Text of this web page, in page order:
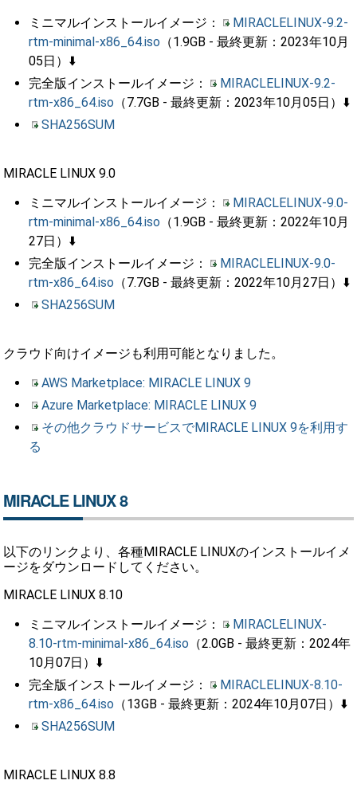
ミニマルインストールイメージ：
MIRACLELINUX-9.2-
rtm-minimal-x86_64.iso （1.9GB - 最終更新：2023年10月
05日）⬇️
完全版インストールイメージ：
MIRACLELINUX-9.2-
rtm-x86_64.iso （7.7GB - 最終更新：2023年10月05日）⬇️
SHA256SUM
MIRACLE LINUX 9.0
ミニマルインストールイメージ：
MIRACLELINUX-9.0-
rtm-minimal-x86_64.iso （1.9GB - 最終更新：2022年10月
27日）⬇️
完全版インストールイメージ：
MIRACLELINUX-9.0-
rtm-x86_64.iso （7.7GB - 最終更新：2022年10月27日）⬇️
SHA256SUM
クラウド向けイメージも利用可能となりました。
AWS Marketplace: MIRACLE LINUX 9
Azure Marketplace: MIRACLE LINUX 9
その他クラウドサービスでMIRACLE LINUX 9を利用す
る
MIRACLE LINUX 8
以下のリンクより、各種MIRACLE LINUXのインストールイメ
ージをダウンロードしてください。
MIRACLE LINUX 8.10
ミニマルインストールイメージ：
MIRACLELINUX-
8.10-rtm-minimal-x86_64.iso （2.0GB - 最終更新：2024年
10月07日）⬇️
完全版インストールイメージ：
MIRACLELINUX-8.10-
rtm-x86_64.iso （13GB - 最終更新：2024年10月07日）⬇️
SHA256SUM
MIRACLE LINUX 8.8